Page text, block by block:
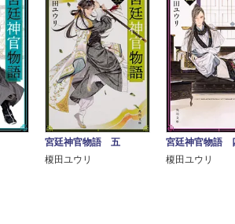
宮廷神官物語 五
榎田ユウリ
宮廷神官物語
榎田ユウリ